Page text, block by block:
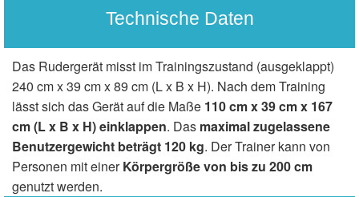
Technische Daten
Das Rudergerät misst im Trainingszustand (ausgeklappt)
240 cm x 39 cm x 89 cm (L x B x H). Nach dem Training
lässt sich das Gerät auf die Maße 110 cm x 39 cm x 167
cm (L x B x H) einklappen. Das maximal zugelassene
Benutzergewicht beträgt 120 kg. Der Trainer kann von
Personen mit einerKörpergröße von bis zu 200 cm
genutzt werden.